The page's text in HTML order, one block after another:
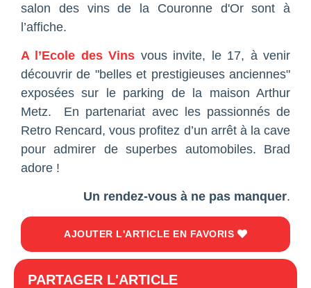
salon des vins de la Couronne d'Or sont à
l’affiche.
A l’Ecole des Vins vous invite, le 17, à venir
découvrir de "belles et prestigieuses anciennes"
exposées sur le parking de la maison Arthur
Metz. En partenariat avec les passionnés de
Retro Rencard, vous profitez d’un arrêt à la cave
pour admirer de superbes automobiles. Brad
adore !
Un rendez-vous à ne pas manquer.
AJOUTER L'ARTICLE EN FAVORIS
PARTAGER L'ARTICLE